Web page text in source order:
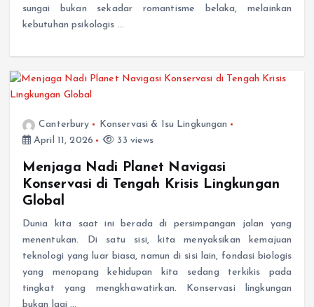
kebutuhan psikologis …
April 11, 2026
Menjaga Nadi Planet Navigasi
Konservasi di Tengah Krisis Lingkungan
Global
menentukan. Di satu sisi, kita menyaksikan kemajuan
teknologi yang luar biasa, namun di sisi lain, fondasi biologis
yang menopang kehidupan kita sedang terkikis pada
tingkat yang mengkhawatirkan. Konservasi lingkungan
bukan lagi …